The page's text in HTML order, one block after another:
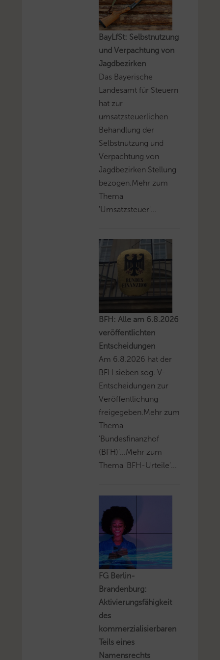
BayLfSt: Selbstnutzung
und Verpachtung von
Jagdbezirken
Das Bayerische
Landesamt für Steuern
hat zur
umsatzsteuerlichen
Behandlung der
Selbstnutzung und
Verpachtung von
Jagdbezirken Stellung
bezogen.Mehr zum
Thema
'Umsatzsteuer'...
BFH: Alle am 6.8.2026
veröffentlichten
Entscheidungen
Am 6.8.2026 hat der
BFH sieben sog. V-
Entscheidungen zur
Veröffentlichung
freigegeben.Mehr zum
Thema
'Bundesfinanzhof
(BFH)'...Mehr zum
Thema 'BFH-Urteile'...
FG Berlin-
Brandenburg:
Aktivierungsfähigkeit
des
kommerzialisierbaren
Teils eines
Namensrechts